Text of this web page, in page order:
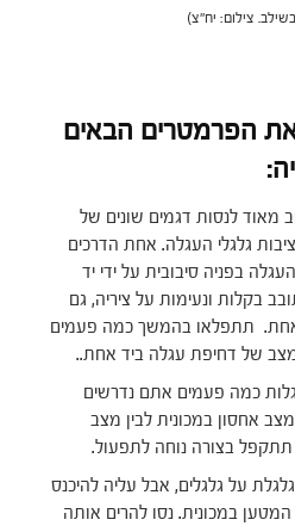
הפרמטרים הבאים
מאוד לנסות דגמים שונים של
גלגלי העגלה. אחת הדרכים
בפניה סיבובית על ידי יד
בקלות ונעימות על ציריה, גם
תתפלאו בהמשך כמה פעמים
של דחיפת עגלה ביד אחת..
כמה פעמים אתם נדרשים
אחסון במכונית לבין מצב
בצורה נוחה לתפעול.
על גלגלים, אבל עליה להיכנס
במכונית. נסו להרים אותה